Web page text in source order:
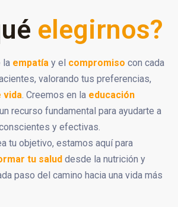
elegirnos?
la empatía y el compromiso con cada
valorando tus preferencias,
vida. Creemos en la educación
recurso fundamental para ayudarte a
y efectivas.
tu objetivo, estamos aquí para
tu salud desde la nutrición y
paso del camino hacia una vida más